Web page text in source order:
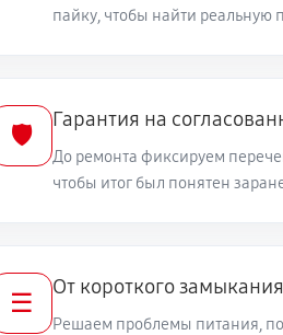
пайку, чтобы найти реальную
🛡️
Гарантия на
До ремонта фиксируем
чтобы итог был понятен
☰
От короткого
Решаем проблемы питания,